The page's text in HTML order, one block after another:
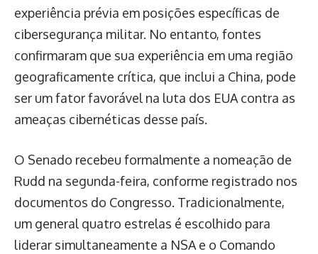
experiência prévia em posições específicas de
cibersegurança militar. No entanto, fontes
confirmaram que sua experiência em uma região
geograficamente crítica, que inclui a China, pode
ser um fator favorável na luta dos EUA contra as
ameaças cibernéticas desse país.
O Senado recebeu formalmente a nomeação de
Rudd na segunda-feira, conforme registrado nos
documentos do Congresso. Tradicionalmente,
um general quatro estrelas é escolhido para
liderar simultaneamente a NSA e o Comando